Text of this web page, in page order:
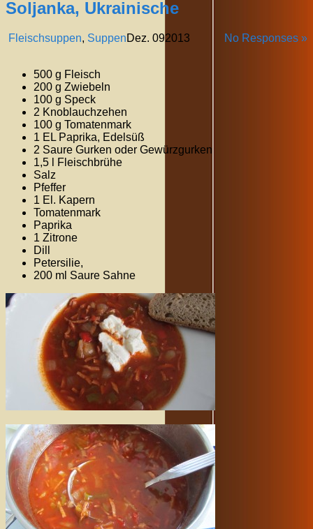
Soljanka, Ukrainische
Fleischsuppen, Suppen No Responses »
Dez. 092013
500 g Fleisch
200 g Zwiebeln
100 g Speck
2 Knoblauchzehen
100 g Tomatenmark
1 EL Paprika, Edelsüß
2 Saure Gurken oder Gewürzgurken
1,5 l Fleischbrühe
Salz
Pfeffer
1 El. Kapern
Tomatenmark
Paprika
1 Zitrone
Dill
Petersilie,
200 ml Saure Sahne